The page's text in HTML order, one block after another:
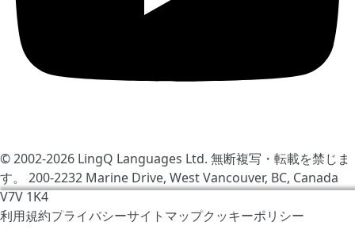
LingQをより快適にするためCookieを使用しています。サ
イトの訪問により同意したと見なされます
クッキーポリシ
© 2002-2026 LingQ Languages Ltd. 無断複写・転載を禁じま
す。 200-2232 Marine Drive, West Vancouver, BC, Canada
V7V 1K4
利用規約プライバシーサイトマップクッキーポリシー